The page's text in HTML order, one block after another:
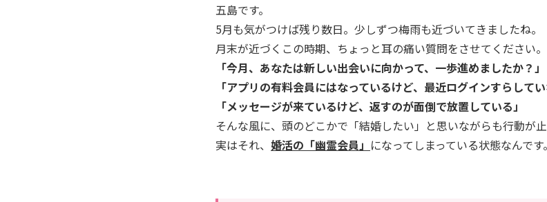
五島です。
5月も気がつけば残り数日。少しずつ梅雨も近づいてきましたね。
月末が近づくこの時期、ちょっと耳の痛い質問をさせてください。
「今月、あなたは新しい出会いに向かって、一歩進めましたか？」
「アプリの有料会員にはなっているけど、最近ログインすらしてい
「メッセージが来ているけど、返すのが面倒で放置している」
そんな風に、頭のどこかで「結婚したい」と思いながらも行動が止
実はそれ、 婚活の「幽霊会員」 になってしまっている状態なんです。